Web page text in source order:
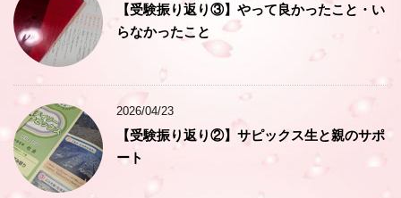
【受験振り返り③】やって良かったこと・い
らなかったこと
2026/04/23
【受験振り返り②】サピックス生と親のサポ
ート